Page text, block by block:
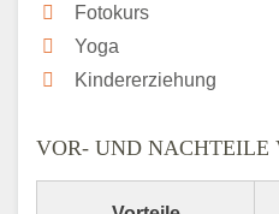
Fotokurs
Yoga
Kindererziehung
VOR- UND NACHTEILE